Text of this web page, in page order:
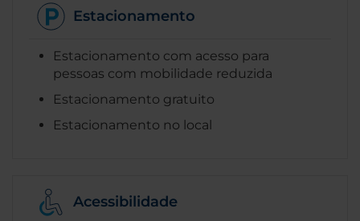
Estacionamento
Estacionamento com acesso para
pessoas com mobilidade reduzida
Estacionamento gratuito
Estacionamento no local
Acessibilidade